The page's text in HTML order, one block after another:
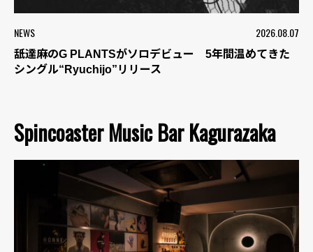
NEWS 2026.08.07
舐達麻のG PLANTSがソロデビュー 5年間温めてきた
シングル“Ryuchijo”リリース
Spincoaster Music Bar Kagurazaka